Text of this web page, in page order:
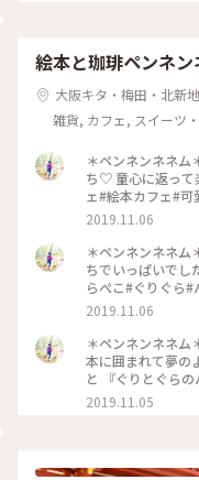
絵本と珈琲ペンネン
大阪キタ・梅田・北新
雑貨, カフェ, スイーツ
＊ペンネンネネ
ち♡ 童心に返って
ェ#絵本カフェ#
りっぷ大阪
2019.11.06
＊ペンネンネネ
ちでいっぱいで
らぺこ#ぐりぐら
2019.11.06
＊ペンネンネネム
本に囲まれて夢の
と 『ぐりとぐら
ワクが止まりませ
時間も楽しい♡︎ʾʾ
2019.11.05